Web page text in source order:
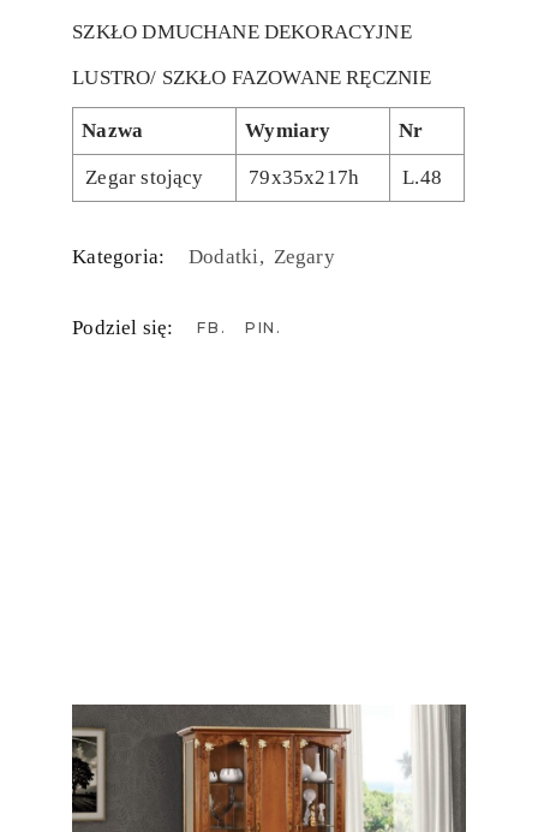
SZKŁO DMUCHANE DEKORACYJNE
LUSTRO/ SZKŁO FAZOWANE RĘCZNIE
Nazwa Wymiary Nr
Zegar stojący 79x35x217h L.48
Kategoria: Dodatki Zegary
Podziel się: FB PIN